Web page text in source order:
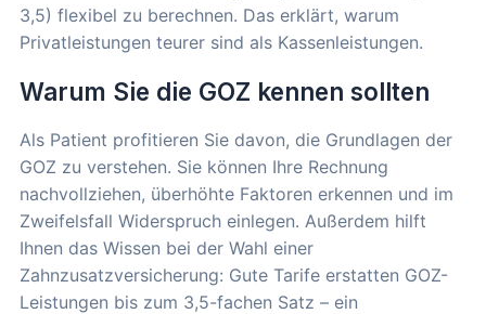
3,5) flexibel zu berechnen. Das erklärt, warum
Privatleistungen teurer sind als Kassenleistungen.
Warum Sie die GOZ kennen sollten
Als Patient profitieren Sie davon, die Grundlagen der
GOZ zu verstehen. Sie können Ihre Rechnung
nachvollziehen, überhöhte Faktoren erkennen und im
Zweifelsfall Widerspruch einlegen. Außerdem hilft
Ihnen das Wissen bei der Wahl einer
Zahnzusatzversicherung: Gute Tarife erstatten GOZ-
Leistungen bis zum 3,5-fachen Satz – ein